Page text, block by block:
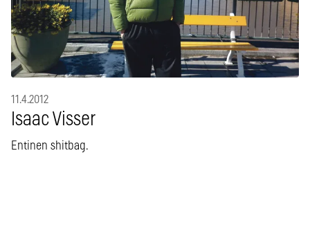
11.4.2012
Isaac Visser
Entinen shitbag.